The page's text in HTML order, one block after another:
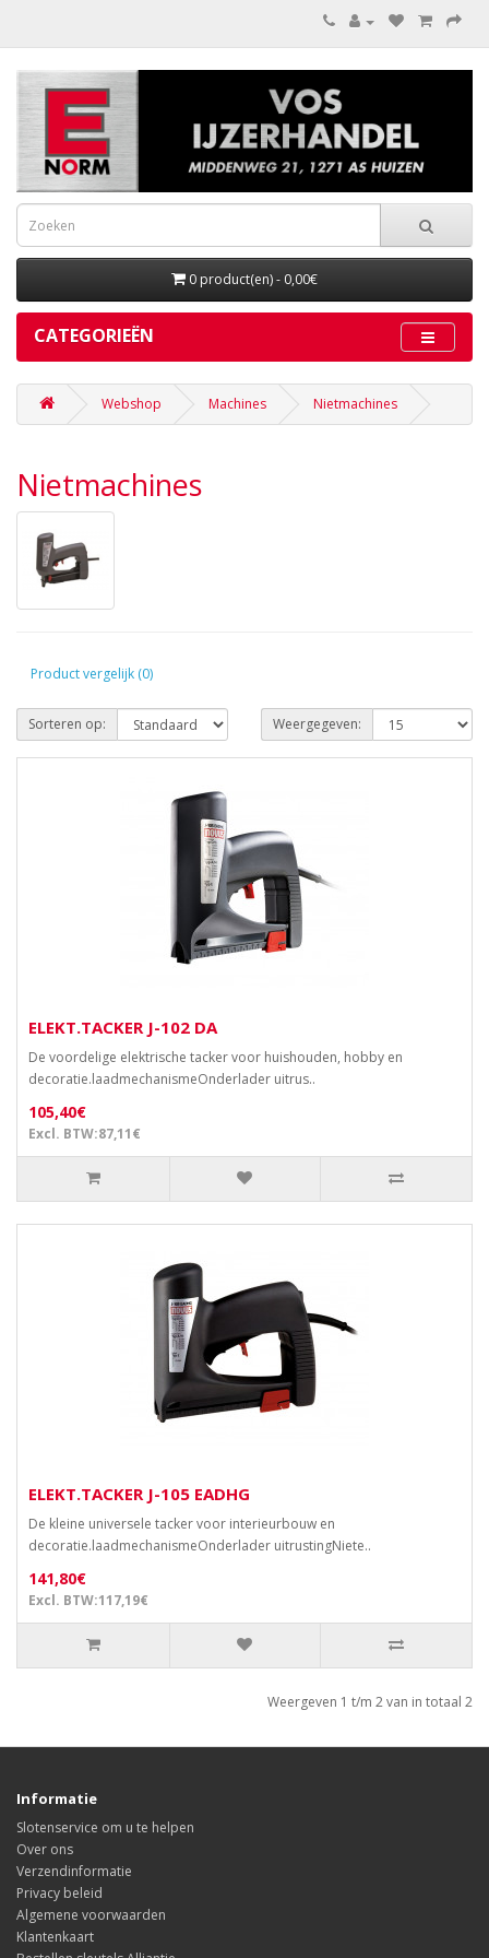
0 product(en) - 0,00€
CATEGORIEËN
Webshop Machines Nietmachines
Nietmachines
Product vergelijk (0)
Sorteren op: Weergegeven:
ELEKT.TACKER J-102 DA
De voordelige elektrische tacker voor huishouden, hobby en
decoratie.laadmechanismeOnderlader uitrus..
105,40€
Excl. BTW:87,11€
ELEKT.TACKER J-105 EADHG
De kleine universele tacker voor interieurbouw en
decoratie.laadmechanismeOnderlader uitrustingNiete..
141,80€
Excl. BTW:117,19€
Weergeven 1 t/m 2 van in totaal 2
Informatie
Slotenservice om u te helpen
Over ons
Verzendinformatie
Privacy beleid
Algemene voorwaarden
Klantenkaart